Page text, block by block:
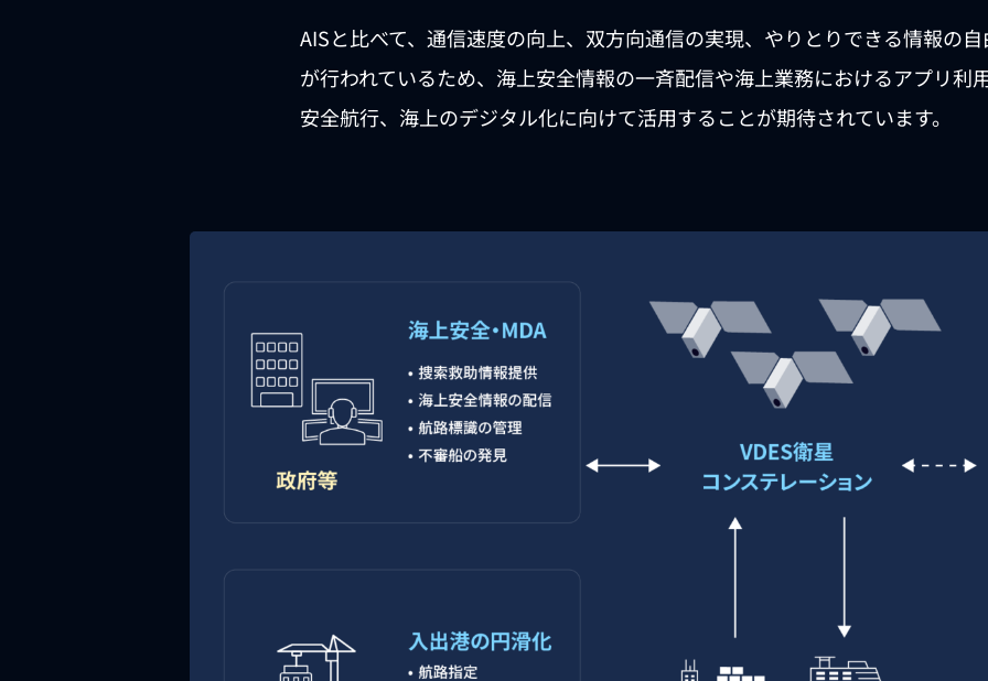
AISと比べて、通信速度の向上、双方向通信の実現、やりとりできる情報の
が行われているため、海上安全情報の一斉配信や海上業務におけるアプリ利
安全航行、海上のデジタル化に向けて活用することが期待されています。